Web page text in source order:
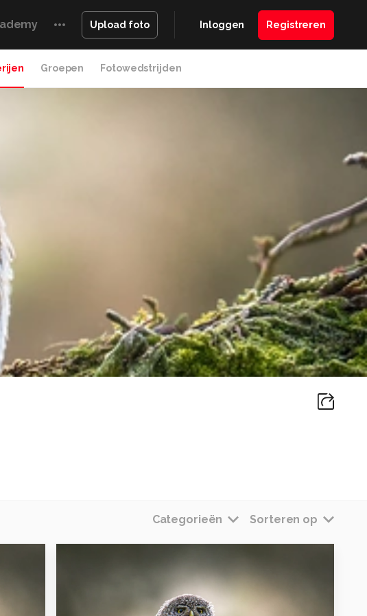
Upload foto Inloggen Registreren
Groepen Fotowedstrijden
Categorieën Sorteren op